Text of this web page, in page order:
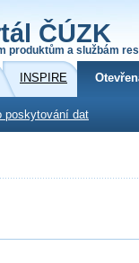
ČÚZK
produktům a službám
INSPIRE
poskytování dat